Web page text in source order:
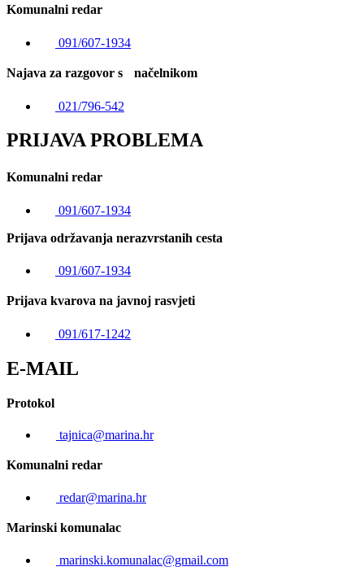
Komunalni redar
091/607-1934
Najava za razgovor s načelnikom
021/796-542
PRIJAVA PROBLEMA
Komunalni redar
091/607-1934
Prijava održavanja nerazvrstanih cesta
091/607-1934
Prijava kvarova na javnoj rasvjeti
091/617-1242
E-MAIL
Protokol
tajnica@marina.hr
Komunalni redar
redar@marina.hr
Marinski komunalac
marinski.komunalac@gmail.com